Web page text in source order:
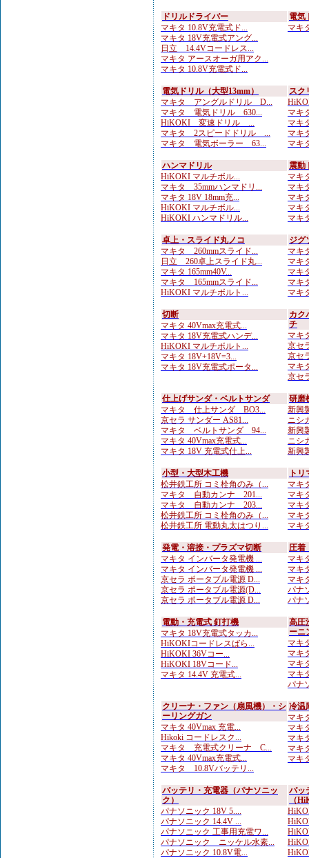
ドリルドライバー
マキタ 10.8V充電式ド...
マキタ 18V充電式アング...
日立 14.4Vコードレス...
マキタ アースオーガ用アク...
マキタ 10.8V充電式ド...
電気
マキ
電気ドリル（大型13mm）
マキタ アングルドリル D...
マキタ 電気ドリル 630...
HiKOKI 変速ドリル ...
マキタ 2スピードドリル ...
マキタ 電気ボーラー 63...
スク
マキ
マキ
マキ
マキ
ハンマドリル
HiKOKI マルチボル...
マキタ 35mmハンマドリ...
マキタ 18V 18mm充...
HiKOKI マルチボル...
HiKOKI ハンマドリル...
震動
マキ
マキ
マキ
マキ
マキ
卓上・スライド丸ノコ
マキタ 260mmスライド...
日立 260卓上スライド丸...
マキタ 165mm40V...
マキタ 165mmスライド...
HiKOKI マルチボルト...
ジグ
マキ
マキ
マキ
マキ
マキ
切断
マキタ 40Vmax充電式...
マキタ 18V充電式ハンデ...
HiKOKI マルチボルト...
マキタ 18V+18V=3...
マキタ 18V充電式ポータ...
カク
チ
マキ
京セ
京セ
マキ
京セ
仕上げサンダ・ベルトサンダ
マキタ 仕上サンダ BO3...
京セラ サンダー AS81...
マキタ ベルトサンダ 94...
マキタ 40Vmax充電式...
マキタ 18V 充電式仕上...
研磨
新興
ニシ
新興
ニシ
新興
小型・大型木工機
松井鉄工所 コミ栓角のみ（...
マキタ 自動カンナ 201...
マキタ 自動カンナ 203...
松井鉄工所 コミ栓角のみ（...
松井鉄工所 電動丸太はつり...
ト
マキ
マキ
マキ
マキ
マキ
発電・溶接・プラズマ切断
マキタ インバータ発電機 ...
マキタ インバータ発電機 ...
京セラ ポータブル電源 D...
京セラ ポータブル電源(D...
京セラ ポータブル電源 D...
圧着
マキ
マキ
マキ
パナ
パナ
電動・充電式 釘打機
マキタ 18V充電式タッカ...
HiKOKIコードレスばら...
HiKOKI 36Vコー...
HiKOKI 18Vコード...
マキタ 14.4V 充電式...
高圧
ーニ
マキ
マキ
マキ
マキ
パナ
クリーナ・ファン（扇風機）・シ
ーリングガン
マキタ 40Vmax 充電...
Hikoki コードレスク...
マキタ 充電式クリーナ C...
マキタ 40Vmax充電式...
マキタ 10.8Vバッテリ...
冷温
マキ
マキ
マキ
マキ
マキ
バッテリ・充電器（パナソニッ
ク）
パナソニック 18V 5....
パナソニック 14.4V ...
パナソニック 工事用充電ワ...
パナソニック ニッケル水素...
パナソニック 10.8V電...
バッ
（